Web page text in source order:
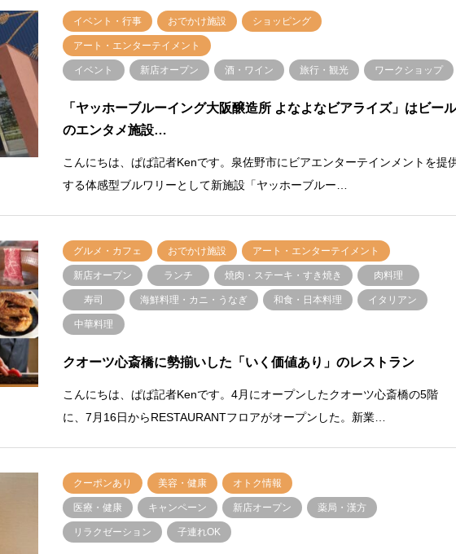
イベント・行事 おでかけ施設 ショッピング
アート・エンターテイメント
イベント 新店オープン 酒・ワイン 旅行・観光 ワークショップ
「ヤッホーブルーイング大阪醸造所 よなよなビアライズ」はビー
のエンタメ施設…
こんにちは、ぱぱ記者Kenです。泉佐野市にビアエンターテインメントを提
する体感型ブルワリーとして新施設「ヤッホーブルー…
グルメ・カフェ おでかけ施設 アート・エンターテイメント
新店オープン ランチ 焼肉・ステーキ・すき焼き 肉料理
寿司 海鮮料理・カニ・うなぎ 和食・日本料理 イタリアン
中華料理
クオーツ心斎橋に勢揃いした「いく価値あり」のレストラン
こんにちは、ぱぱ記者Kenです。4月にオープンしたクオーツ心斎橋の5階
に、7月16日からRESTAURANTフロアがオープンした。新業…
クーポンあり 美容・健康 オトク情報
医療・健康 キャンペーン 新店オープン 薬局・漢方
リラクゼーション 子連れOK